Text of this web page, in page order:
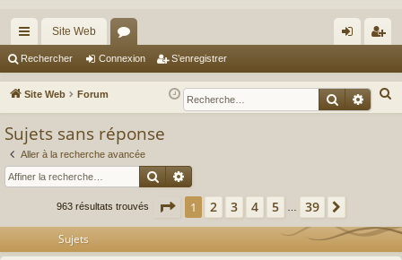
cc
ès
ra
pi
de
Site Web
or
u
m
s
ne
xi
nr
eg
Rechercher Connexion S’enregistrer
Site Web Forum
e
h
e
Sujets sans réponse
Aller à la recherche avancée
Rechercher
963 résultats trouvés Page 1 sur 39
1 2 3 4 5 39
Sujets